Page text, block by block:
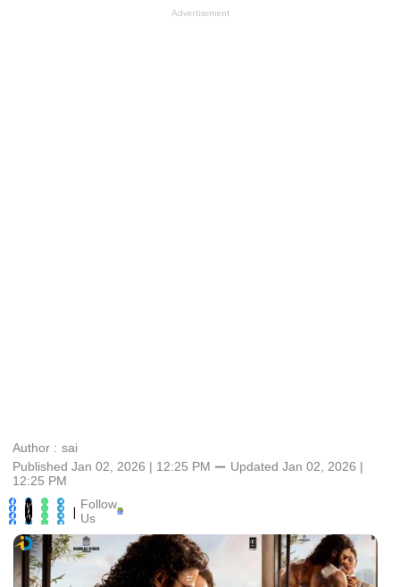
Author : sai
Published Jan 02, 2026 | 12:25 PM ⚊ Updated Jan 02, 2026 |
12:25 PM
| Follow
Us